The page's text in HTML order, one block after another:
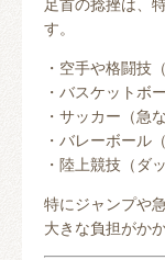
足首の捻挫は、
す。
・空手や格闘技
・バスケットボ
・サッカー（急
・バレーボール
・陸上競技（ダ
特にジャンプや
大きな負担がか